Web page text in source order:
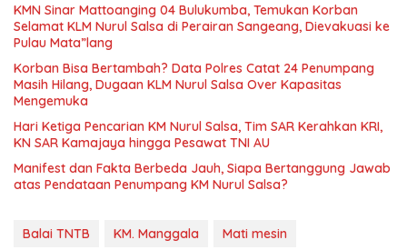
‎KMN Sinar Mattoanging 04 Bulukumba, Temukan Korban
Selamat KLM Nurul Salsa di Perairan Sangeang, Dievakuasi ke
Pulau Mata”lang
‎Korban Bisa Bertambah? Data Polres Catat 24 Penumpang
Masih Hilang, Dugaan KLM Nurul Salsa Over Kapasitas
Mengemuka
Hari Ketiga Pencarian KM Nurul Salsa, Tim SAR Kerahkan KRI,
KN SAR Kamajaya hingga Pesawat TNI AU
Manifest dan Fakta Berbeda Jauh, Siapa Bertanggung Jawab
atas Pendataan Penumpang KM Nurul Salsa?
Balai TNTB KM. Manggala Mati mesin